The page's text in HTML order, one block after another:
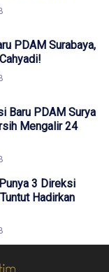
PDAM Surabaya,
Baru PDAM Surya
Mengalir 24
3 Direksi
Hadirkan